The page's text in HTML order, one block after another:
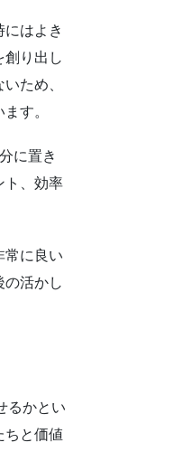
はよき
創り出し
ため、
す。
に置き
ト、効率
常に良い
の活かし
るかとい
ちと価値